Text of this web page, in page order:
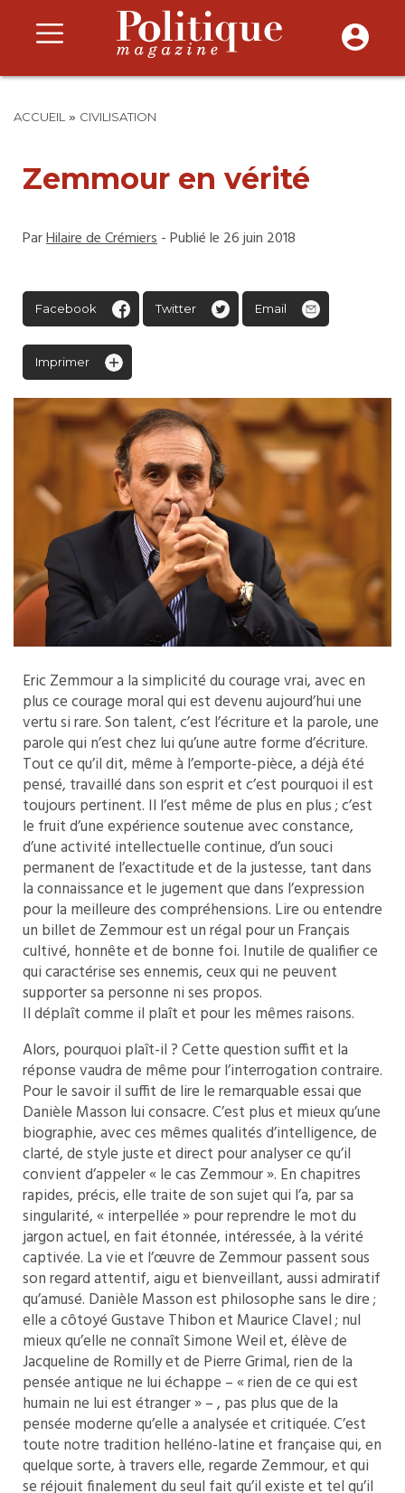
ACCUEIL » CIVILISATION
Zemmour en vérité
ParHilaire de Crémiers- Publié le 26 juin 2018
Facebook Twitter Email
Imprimer
Eric Zemmour a la simplicité du courage vrai, avec en
plus ce courage moral qui est devenu aujourd’hui une
vertu si rare. Son talent, c’est l’écriture et la parole, une
parole qui n’est chez lui qu’une autre forme d’écriture.
Tout ce qu’il dit, même à l’emporte-pièce, a déjà été
pensé, travaillé dans son esprit et c’est pourquoi il est
toujours pertinent. Il l’est même de plus en plus ; c’est
le fruit d’une expérience soutenue avec constance,
d’une activité intellectuelle continue, d’un souci
permanent de l’exactitude et de la justesse, tant dans
la connaissance et le jugement que dans l’expression
pour la meilleure des compréhensions. Lire ou entendre
un billet de Zemmour est un régal pour un Français
cultivé, honnête et de bonne foi. Inutile de qualifier ce
qui caractérise ses ennemis, ceux qui ne peuvent
supporter sa personne ni ses propos.
Il déplaît comme il plaît et pour les mêmes raisons.
Alors, pourquoi plaît-il ? Cette question suffit et la
réponse vaudra de même pour l’interrogation contraire.
Pour le savoir il suffit de lire le remarquable essai que
Danièle Masson lui consacre. C’est plus et mieux qu’une
biographie, avec ces mêmes qualités d’intelligence, de
clarté, de style juste et direct pour analyser ce qu’il
convient d’appeler « le cas Zemmour ». En chapitres
rapides, précis, elle traite de son sujet qui l’a, par sa
singularité, « interpellée » pour reprendre le mot du
jargon actuel, en fait étonnée, intéressée, à la vérité
captivée. La vie et l’œuvre de Zemmour passent sous
son regard attentif, aigu et bienveillant, aussi admiratif
qu’amusé. Danièle Masson est philosophe sans le dire ;
elle a côtoyé Gustave Thibon et Maurice Clavel ; nul
mieux qu’elle ne connaît Simone Weil et, élève de
Jacqueline de Romilly et de Pierre Grimal, rien de la
pensée antique ne lui échappe – « rien de ce qui est
humain ne lui est étranger » – , pas plus que de la
pensée moderne qu’elle a analysée et critiquée. C’est
toute notre tradition helléno-latine et française qui, en
quelque sorte, à travers elle, regarde Zemmour, et qui
se réjouit finalement du seul fait qu’il existe et tel qu’il